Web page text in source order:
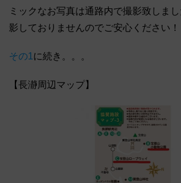
ミックなお写真は通路内で撮影致しま
影しておりませんのでご安心ください！
その1 に続き。。。
【長瀞周辺マップ】